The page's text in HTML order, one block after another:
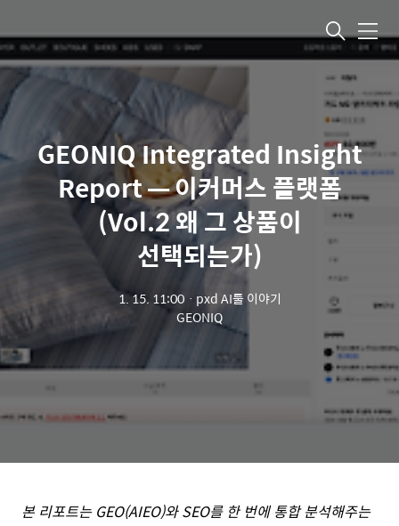
메뉴
GEONIQ Integrated Insight
Report — 이커머스 플랫폼
(Vol.2 왜 그 상품이
선택되는가)
1. 15. 11:00ㆍ pxd AI툴 이야기
GEONIQ
본 리포트는 GEO(AIEO)와 SEO를 한 번에 통합 분석해주는